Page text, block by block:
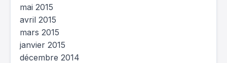
mai 2015
avril 2015
mars 2015
janvier 2015
décembre 2014